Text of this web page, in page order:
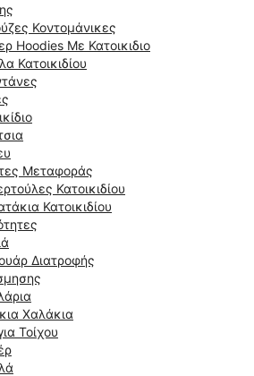
Κοντομάνικες
Hoodies Με Κατοικιδιο
Κατοικιδίου
Μεταφοράς
Κατοικιδίου
Κατοικιδίου
Διατροφής
Χαλάκια
Τοίχου